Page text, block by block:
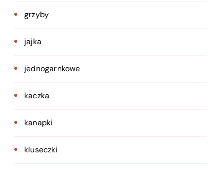
grzyby
jajka
jednogarnkowe
kaczka
kanapki
kluseczki